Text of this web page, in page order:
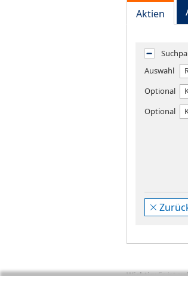
Aktien
Auswahl
Optional
Optional
Wichtig:Es ist zu